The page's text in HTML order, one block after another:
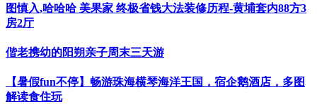
图慎入,哈哈哈 美果家 终极省钱大法装修历程-黄埔套内88方3
房2厅
偕老携幼的阳朔亲子周末三天游
【暑假fun不停】畅游珠海横琴海洋王国，宿企鹅酒店，多图
解读食住玩